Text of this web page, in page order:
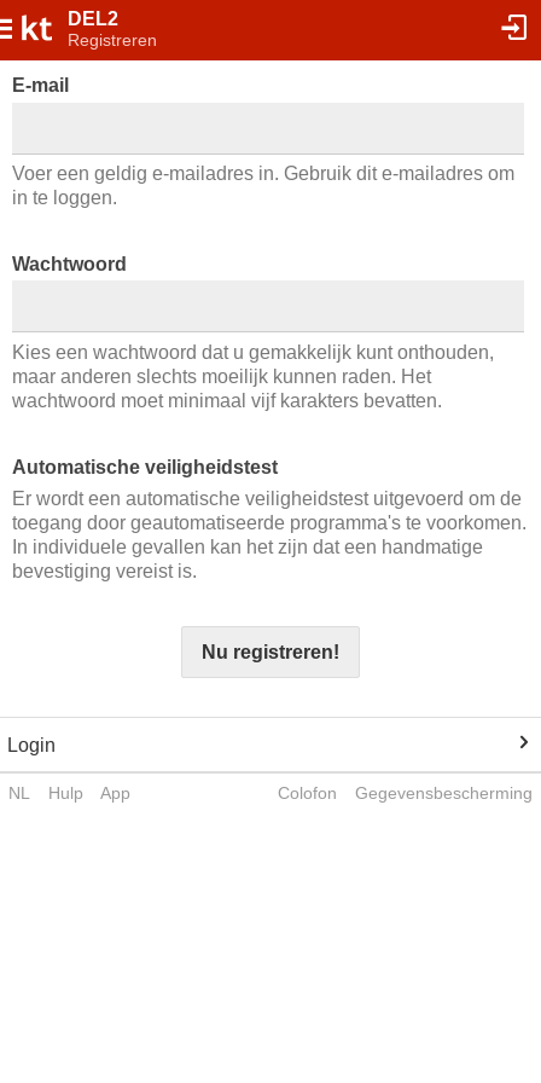
DEL2
Registreren
E-mail
Voer een geldig e-mailadres in. Gebruik dit e-mailadres om
in te loggen.
Wachtwoord
Kies een wachtwoord dat u gemakkelijk kunt onthouden,
maar anderen slechts moeilijk kunnen raden. Het
wachtwoord moet minimaal vijf karakters bevatten.
Automatische veiligheidstest
Er wordt een automatische veiligheidstest uitgevoerd om de
toegang door geautomatiseerde programma's te voorkomen.
In individuele gevallen kan het zijn dat een handmatige
bevestiging vereist is.
Nu registreren!
Login
NL Hulp App Colofon Gegevensbescherming